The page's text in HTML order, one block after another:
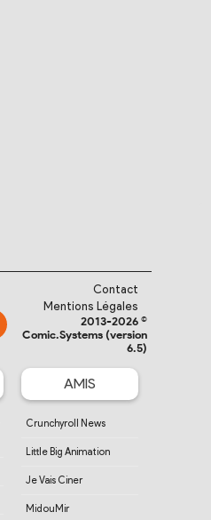
Contact
Mentions Légales
2013-2026 ©
Comic.Systems (version
6.5)
AMIS
Crunchyroll News
Little Big Animation
Je Vais Ciner
MidouMir